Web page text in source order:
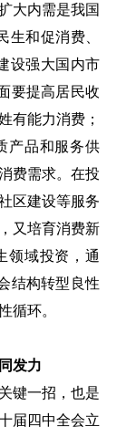
大内需是我国
生和促消费、
设强大国内市
要提高居民收
有能力消费；
产品和服务供
费需求。在投
区建设等服务
又培育消费新
领域投资，通
结构转型良性
循环。
发力
键一招，也是
届四中全会立